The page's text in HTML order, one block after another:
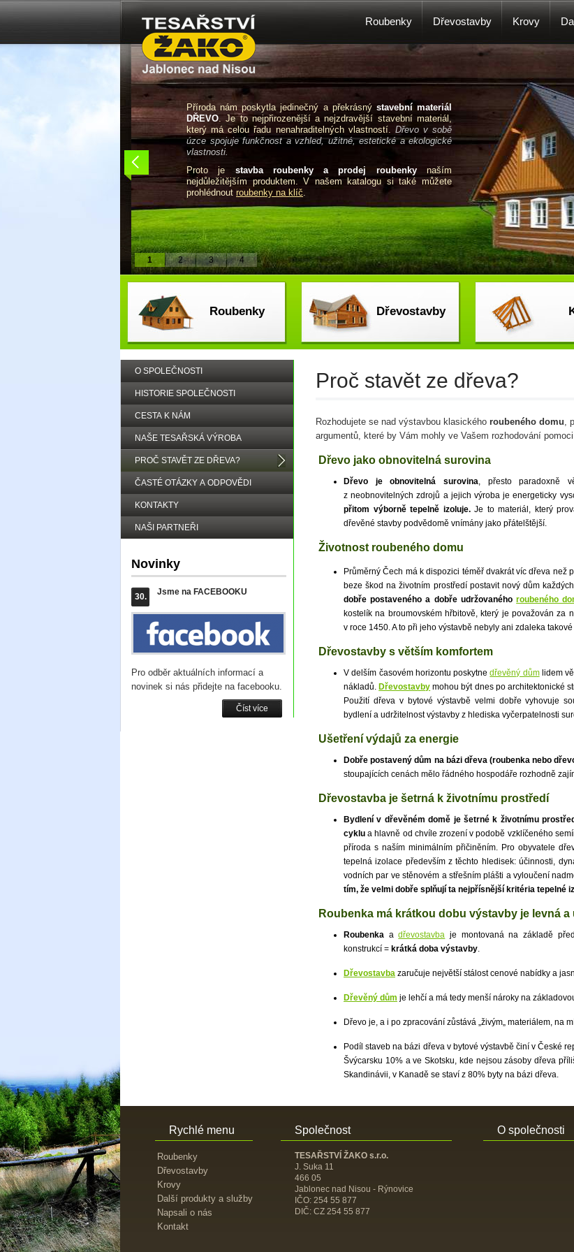
Příroda nám poskytla jedinečný a překrásný stavební materiál
DŘEVO. Je to nejpřirozenější a nejzdravější stavební materiál,
který má celou řadu nenahraditelných vlastností. Dřevo v sobě
úzce spojuje funkčnost a vzhled, užitné, estetické a ekologické
vlastnosti.
Proto je stavba roubenky a prodej roubenkynaším
nejdůležitějším produktem. V našem katalogu si také můžete
prohlédnout roubenky na klíč.
Roubenky Dřevostavby Krovy
1 2 3 4
Roubenky Dřevostavby
Proč stavět ze dřeva?
Rozhodujete se nad výstavbou klasického roubeného domu,
argumentů, které by Vám mohly ve Vašem rozhodování
Dřevo jako obnovitelná surovina
Dřevo je obnovitelná surovina, přesto paradoxně
z neobnovitelných zdrojů a jejich výroba je energeticky
přitom výborně tepelně izoluje.Je to materiál, který
dřevěné stavby podvědomě vnímány jako přátelštější.
Životnost roubeného domu
Průměrný Čech má k dispozici téměř dvakrát víc dřeva než
beze škod na životním prostředí postavit nový dům
dobře postaveného a dobře udržovanéhoroubeného
kostelík na broumovském hřbitově, který je považován za
v roce 1450. A to při jeho výstavbě nebyly ani zdaleka
Dřevostavby s větším komfortem
V delším časovém horizontu poskytnedřevěný důmlidem
nákladů. Dřevostavby mohou být dnes po architektonické
Použití dřeva v bytové výstavbě velmi dobře vyhovuje
bydlení a udržitelnost výstavby z hlediska vyčerpatelnosti
Ušetření výdajů za energie
Dobře postavený dům na bázi dřeva (roubenka nebo
stoupajících cenách mělo řádného hospodáře rozhodně
Dřevostavba je šetrná k životnímu prostředí
Bydlení v dřevěném domě je šetrné k životnímu
cyklu a hlavně od chvíle zrození v podobě vzklíčeného
příroda s naším minimálním přičiněním. Pro obyvatele
tepelná izolace především z těchto hledisek: účinnosti,
vodních par ve stěnovém a střešním plášti a vyloučení
tím, že velmi dobře splňují ta nejpřísnější kritéria tepelné
Roubenka má krátkou dobu výstavby je levná a
Roubenka adřevostavba je montovaná na základě
konstrukcí = krátká doba výstavby.
Dřevostavba zaručuje největší stálost cenové nabídky a
Dřevěný dům je lehčí a má tedy menší nároky na
Dřevo je, a i po zpracování zůstává „živým„ materiálem, na
Podíl staveb na bázi dřeva v bytové výstavbě činí v České
Švýcarsku 10% a ve Skotsku, kde nejsou zásoby dřeva
Skandinávii, v Kanadě se staví z 80% byty na bázi dřeva.
O SPOLEČNOSTI
HISTORIE SPOLEČNOSTI
CESTA K NÁM
NAŠE TESAŘSKÁ VÝROBA
PROČ STAVĚT ZE DŘEVA?
ČASTÉ OTÁZKY A ODPOVĚDI
KONTAKTY
NAŠI PARTNEŘI
Novinky
30. Jsme na FACEBOOKU
Pro odběr aktuálních informací a
novinek si nás přidejte na facebooku.
Číst více
Rychlé menu
Roubenky
Dřevostavby
Krovy
Další produkty a služby
Napsali o nás
Kontakt
O společnosti
Společnost
TESAŘSTVÍ ŽAKO s.r.o.
J. Suka 11
466 05
Jablonec nad Nisou - Rýnovice
IČO: 254 55 877
DIČ: CZ 254 55 877